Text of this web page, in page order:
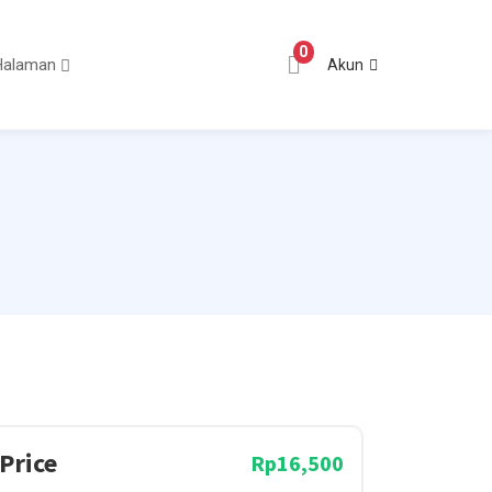
0
Akun
Price Rp16,500